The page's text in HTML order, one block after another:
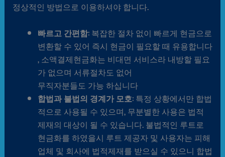
정상적인 방법으로 이용하셔야 합니다.
빠르고 간편함: 복잡한 절차 없이 빠르게 현금으로
변환할 수 있어 즉시 현금이 필요할 때 유용합니다
, 소액결제현금화는 비대면 서비스라 내방할 필요
가 없으며 서류절차도 없어
무직자분들도 가능 하십니다
합법과 불법의 경계가 모호: 특정 상황에서만 합법
적으로 사용될 수 있으며, 무분별한 사용은 법적
제재의 대상이 될 수 있습니다. 불법적인 루트로
현금화를 하였을시 루트 제공자 및 사용자는 피해
업체 및 회사에 법적제재를 받으실 수 있으니 합법